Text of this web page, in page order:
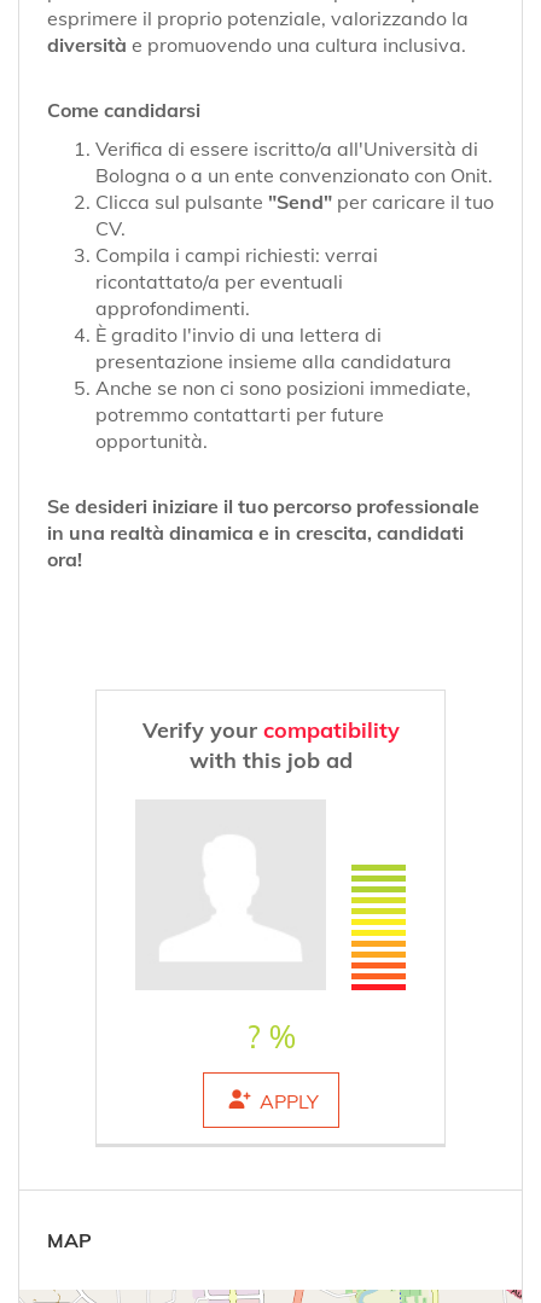
esprimere il proprio potenziale, valorizzando la
diversità e promuovendo una cultura inclusiva.
Come candidarsi
Verifica di essere iscritto/a all'Università di
Bologna o a un ente convenzionato con Onit.
Clicca sul pulsante "Send" per caricare il tuo
CV.
Compila i campi richiesti: verrai
ricontattato/a per eventuali
approfondimenti.
È gradito l'invio di una lettera di
presentazione insieme alla candidatura
Anche se non ci sono posizioni immediate,
potremmo contattarti per future
opportunità.
Se desideri iniziare il tuo percorso professionale
in una realtà dinamica e in crescita, candidati
ora!
Verify your compatibility
with this job ad
? %
APPLY
MAP